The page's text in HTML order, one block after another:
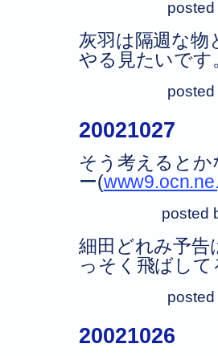
灰羽は隔週な
やる見たいです
20021027
そう考えると
ー(
posted
細田どれみ予告
っそく飛ばして
20021026